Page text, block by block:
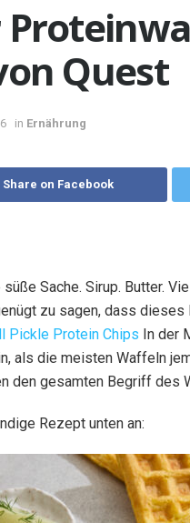
Quest
in Ernährung
Share on Facebook
Sache. Sirup. Butter.
zu sagen, dass
Pickle Protein Chips In der
als die meisten Waffeln
den gesamten Begriff des
Rezept unten an: